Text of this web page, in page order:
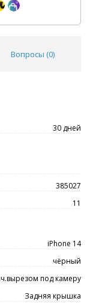
Вопросы (0)
30 дней
385027
11
iPhone 14
чёрный
под камеру
Задняя крышка